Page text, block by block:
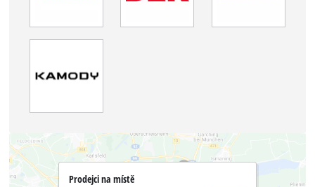
Prodejci na místě